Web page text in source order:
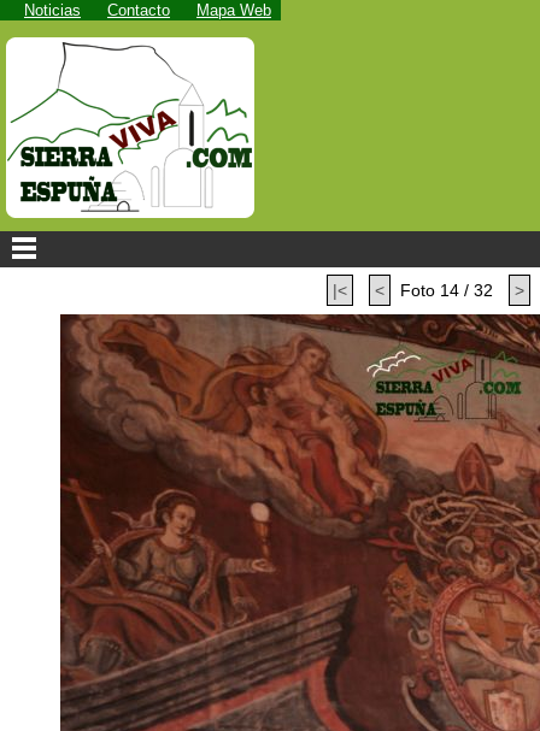
Noticias Contacto Mapa Web
|< < Foto 14 / 32 >